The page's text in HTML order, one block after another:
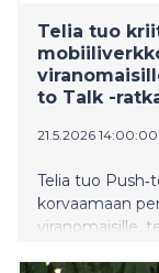
Telia tuo
to Talk -
21.5.2026 14:00:00
Telia tuo
korvaamaan
viranomaisille,